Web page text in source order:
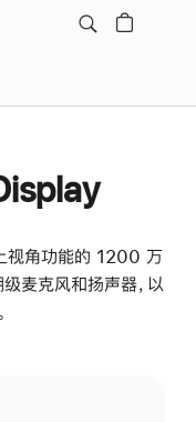
视角功能的 1200 万
麦克风和扬声器，以